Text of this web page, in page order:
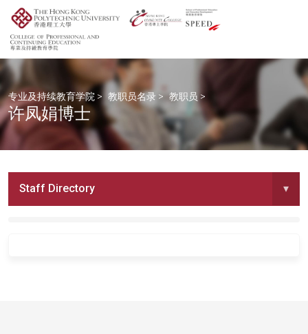
专业及持续教育学院 > 教职员名录 > 教职员 >
许凤娟博士
Staff Directory ▾